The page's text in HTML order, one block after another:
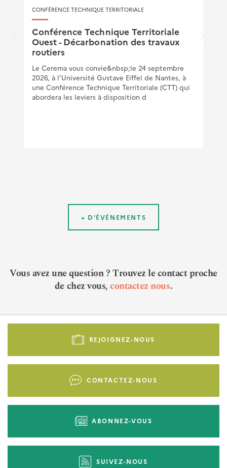
CONFÉRENCE TECHNIQUE TERRITORIALE
Conférence Technique Territoriale
Ouest - Décarbonation des travaux
routiers
Le Cerema vous convie&nbsp;le 24 septembre
2026, à l’Université Gustave Eiffel de Nantes, à
une Conférence Technique Territoriale (CTT) qui
abordera les leviers à disposition d
+ D'ÉVÉNEMENTS
Vous avez une question ? Trouvez le contact proche
de chez vous,contactez nous.
Pied
-
REJOIGNEZ-NOUS
CONTACTEZ-NOUS
ABONNEZ-VOUS
SUIVEZ-NOUS